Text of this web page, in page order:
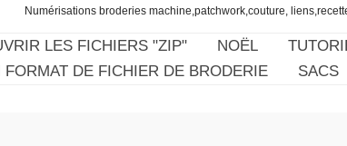
Numérisations broderies machine,patchwork,couture,
LES FICHIERS "ZIP" NOËL
FORMAT DE FICHIER DE BRODERIE
SACS